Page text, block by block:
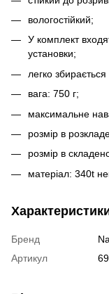
вологостійкий;
У комплект
установки;
легко
вага: 750 г;
максимальне
розмір в
розмір в
матеріал: 340t
Бренд
Артикул